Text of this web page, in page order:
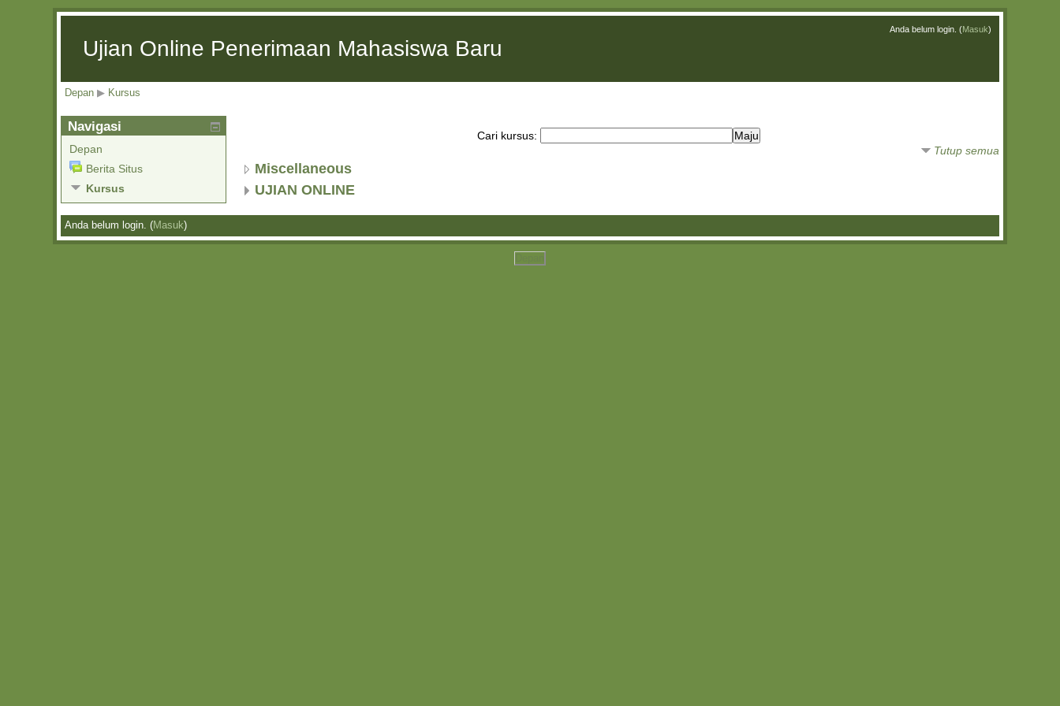
Ujian Online Penerimaan Mahasiswa Baru
Anda belum login. (Masuk)
Depan ▶ Kursus
Cari kursus:
Tutup semua
Miscellaneous
UJIAN ONLINE
Navigasi
Depan
Berita Situs
Kursus
Anda belum login. (Masuk)